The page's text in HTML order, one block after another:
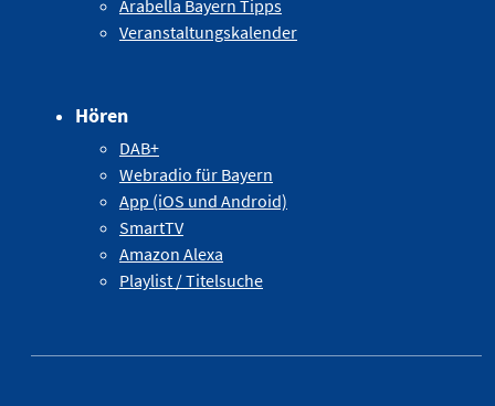
Arabella Bayern Tipps
Veranstaltungskalender
Hören
DAB+
Webradio für Bayern
App (iOS und Android)
SmartTV
Amazon Alexa
Playlist / Titelsuche